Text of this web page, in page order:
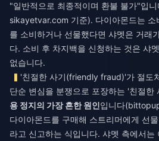
"일반적으로 최종적이며 환불 불가"입
sikayetvar.com 기준). 다이아몬드는 소
를 소비하거나 선물했다면 샤멧은 거래
다. 소비 후 차지백을 신청하는 것은 샤
없습니다.
'친절한 사기(friendly fraud)'가 절도
단순 변심을 분쟁으로 포장하는 '친절한
용 정지의 가장 흔한 원인입니다
다이아몬드를 구매해 스트리머에게 선
라고 신고하는 식입니다. 샤멧 측에서는